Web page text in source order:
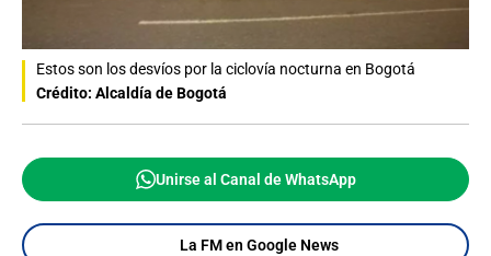
Estos son los desvíos por la ciclovía nocturna en Bogotá
Crédito: Alcaldía de Bogotá
Unirse al Canal de WhatsApp
La FM en Google News